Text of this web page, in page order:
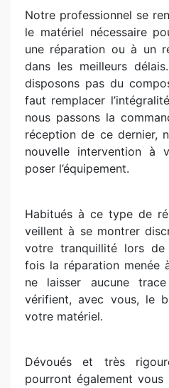
Notre professionnel se
le matériel nécessaire
une réparation ou à un
dans les meilleurs
disposons pas du
faut remplacer
nous passons la
réception de ce dernier,
nouvelle intervention à
poser l’équipement.
Habitués à ce type de
veillent à se montrer
votre tranquillité lors de
fois la réparation menée
ne laisser aucune
vérifient, avec vous, le
votre matériel.
Dévoués et très
pourront également